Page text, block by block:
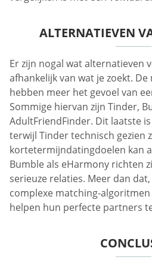
ALTERNATIEVEN
Er zijn nogal wat alternatieven
afhankelijk van wat je zoekt. De
hebben meer het gevoel van
Sommige hiervan zijn Tinder,
AdultFriendFinder. Dit laatste
terwijl Tinder technisch gezien
kortetermijndatingdoelen kan
Bumble als eHarmony richten
serieuze relaties. Meer dan
complexe matching-
helpen hun perfecte partners